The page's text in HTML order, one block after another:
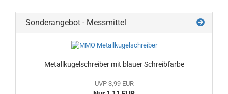
Sonderangebot - Messmittel
Metallkugelschreiber mit blauer Schreibfarbe
UVP 3,99 EUR